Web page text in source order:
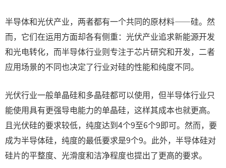
半导体和光伏产业，两者都有一个共同的原材料——硅。然
而，它们在运用方面却各有侧重：光伏产业追求新能源开发
和光电转化，而半导体行业则专注于芯片研究和开发，二者
应用场景的不同也决定了行业对硅的性能和纯度不同。
光伏行业一般单晶硅和多晶硅都可以使用，但半导体行业只
能使用具有更强导电能力的单晶硅，这样其成本也就更高。
且光伏硅的要求较低，纯度达到4个9至6个9即可。然而，要
成为半导体硅，纯度的最低要求是9个9。此外，半导体硅对
硅片的平整度、光滑度和洁净程度也提出了更高的要求。